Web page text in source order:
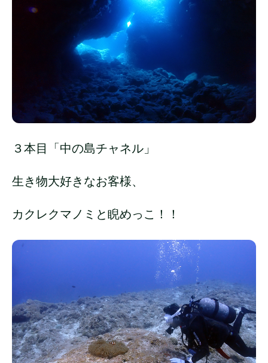
３本目「中の島チャネル」
生き物大好きなお客様、
カクレクマノミと睨めっこ！！